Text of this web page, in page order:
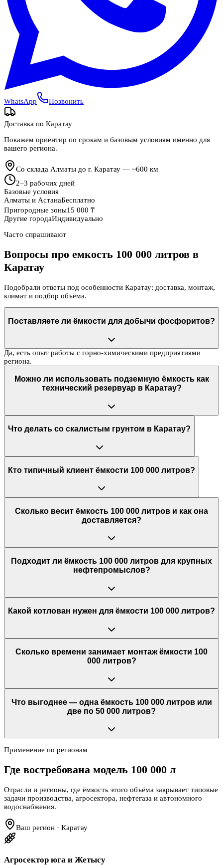
WhatsApp Позвонить
Доставка по Каратау
Покажем ориентир по срокам и базовым условиям именно для
вашего региона.
Со склада Алматы до г. Каратау — ~600 км
2–3 рабочих дней
Базовые условия
Алматы и АстанаБесплатно
Пригородные зоны15 000 ₸
Другие городаИндивидуально
Часто спрашивают
Вопросы про емкость 100 000 литров в
Каратау
Подобрали ответы под особенности Каратау: доставка, монтаж,
климат и подбор объёма.
Поставляете ли ёмкости для добычи фосфоритов?
Да, есть опыт работы с горно-химическими предприятиями
региона.
Можно ли использовать подземную ёмкость как
технический резервуар в Каратау?
Что делать со скалистым грунтом в Каратау?
Кто типичный клиент ёмкости 100 000 литров?
Сколько весит ёмкость 100 000 литров и как она
доставляется?
Подходит ли ёмкость 100 000 литров для крупных
нефтепромыслов?
Какой котлован нужен для ёмкости 100 000 литров?
Сколько времени занимает монтаж ёмкости 100
000 литров?
Что выгоднее — одна ёмкость 100 000 литров или
две по 50 000 литров?
Применение по регионам
Где востребована модель 100 000 л
Отрасли и регионы, где ёмкость этого объёма закрывает типовые
задачи производства, агросектора, нефтегаза и автономного
водоснабжения.
Ваш регион · Каратау
Агросектор юга и Жетысу